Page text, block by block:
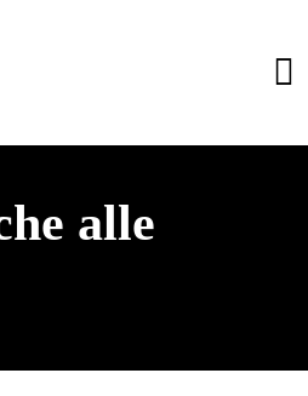
alle